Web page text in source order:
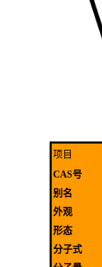
项目
CAS号
别名
外观
形态
分子式